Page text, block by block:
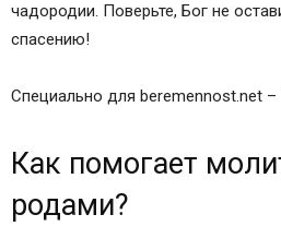
чадородии. Поверьте, Бог не
спасению!
Специально для beremennost.net
Как помогает
родами?